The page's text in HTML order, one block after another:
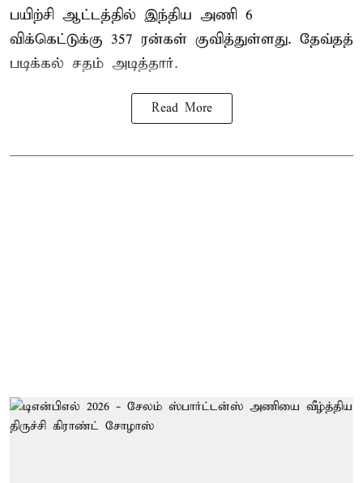
பயிற்சி ஆட்டத்தில் இந்திய அணி 6
விக்கெட்டுக்கு 357 ரன்கள் குவித்துள்ளது. தேவ்தத்
படிக்கல் சதம் அடித்தார்.
Read More